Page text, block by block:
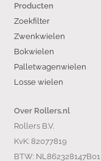
Producten
Zoekfilter
Zwenkwielen
Bokwielen
Palletwagenwielen
Losse wielen
Over Rollers.nl
Rollers B.V.
KvK: 82077819
BTW: NL862328147B01